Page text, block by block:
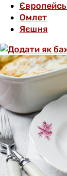
Омлет
Яєшня